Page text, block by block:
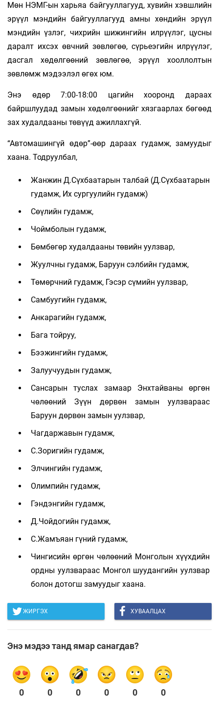
Мөн НЭМГ-ын харьяа байгууллагууд, хувийн хэвшлийн
эрүүл мэндийн байгууллагууд амны хөндийн эрүүл
мэндийн үзлэг, чихрийн шижингийн илрүүлэг, цусны
даралт ихсэх өвчний зөвлөгөө, сүрьеэгийн илрүүлэг,
дасгал хөдөлгөөний зөвлөгөө, эрүүл хооллолтын
зөвлөмж мэдээлэл өгөх юм.
Энэ өдөр 7:00-18:00 цагийн хооронд дараах
байршлуудад замын хөдөлгөөнийг хязгаарлах бөгөөд
зах худалдааны төвүүд ажиллахгүй.
“Автомашингүй өдөр”-өөр дараах гудамж, замуудыг
хаана. Тодруулбал,
Жанжин Д.Сүхбаатарын талбай (Д.Сүхбаатарын
гудамж, Их сургуулийн гудамж)
Сөүлийн гудамж,
Чоймболын гудамж,
Бөмбөгөр худалдааны төвийн уулзвар,
Жуулчны гудамж, Баруун сэлбийн гудамж,
Төмөрчний гудамж, Гэсэр сүмийн уулзвар,
Самбуугийн гудамж,
Анкарагийн гудамж,
Бага тойруу,
Бээжингийн гудамж,
Залуучуудын гудамж,
Сансарын туслах замаар Энхтайваны өргөн
чөлөөний Зүүн дөрвөн замын уулзвараас
Баруун дөрвөн замын уулзвар,
Чагдаржавын гудамж,
С.Зоригийн гудамж,
Элчингийн гудамж,
Олимпийн гудамж,
Гэндэнгийн гудамж,
Д.Чойдогийн гудамж,
С.Жамъяан гүний гудамж,
Чингисийн өргөн чөлөөний Монголын хүүхдийн
ордны уулзвараас Монгол шуудангийн уулзвар
болон дотогш замуудыг хаана.
ЖИРГЭХ ХУВААЛЦАХ
Энэ мэдээ танд ямар санагдав?
0 0 0 0 0 0